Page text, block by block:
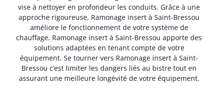
vise à nettoyer en profondeur les conduits. Grâce à une
approche rigoureuse, Ramonage insert à Saint-Bressou
améliore le fonctionnement de votre système de
chauffage. Ramonage insert à Saint-Bressou apporte des
solutions adaptées en tenant compte de votre
équipement. Se tourner vers Ramonage insert à Saint-
Bressou c’est limiter les dangers liés au bistre tout en
assurant une meilleure longévité de votre équipement.